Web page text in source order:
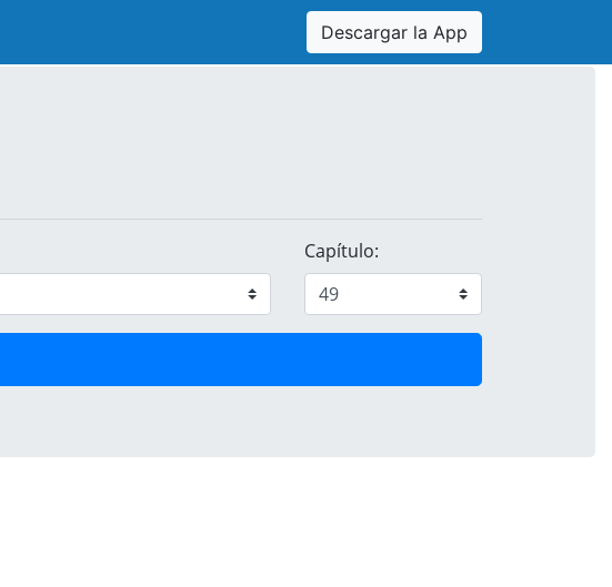
Descargar la App
Capítulo: